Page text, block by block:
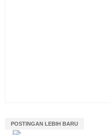
POSTINGAN LEBIH BARU